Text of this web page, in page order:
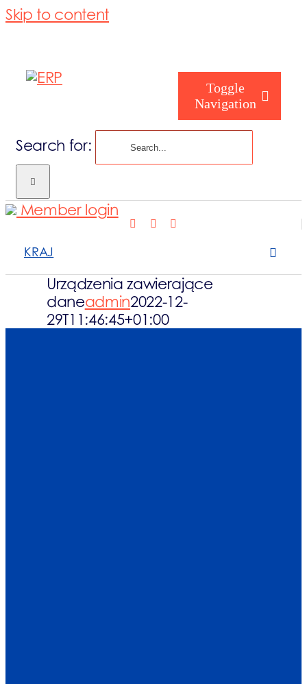
Skip to content
Toggle
Navigation
Click &
Search for:
KRAJ
Member login
Urządzenia zawierające
daneadmin2022-12-
29T11:46:45+01:00